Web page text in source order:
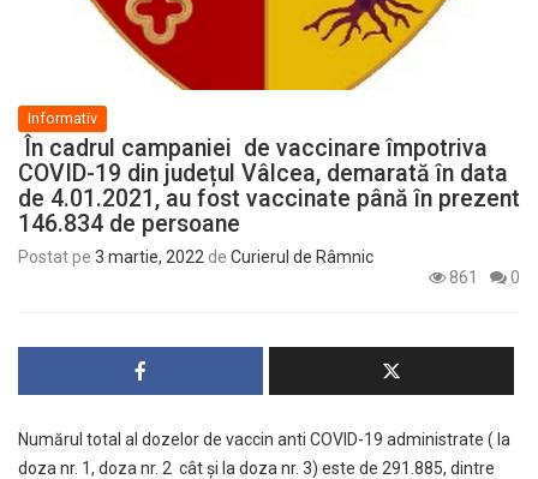
Informativ
În cadrul campaniei de vaccinare împotriva
COVID-19 din județul Vâlcea, demarată în data
de 4.01.2021, au fost vaccinate până în prezent
146.834 de persoane
Postat pe 3 martie, 2022 de Curierul de Râmnic
861
0
Numărul total al dozelor de vaccin anti COVID-19 administrate ( la
doza nr. 1, doza nr. 2 cât și la doza nr. 3) este de 291.885, dintre